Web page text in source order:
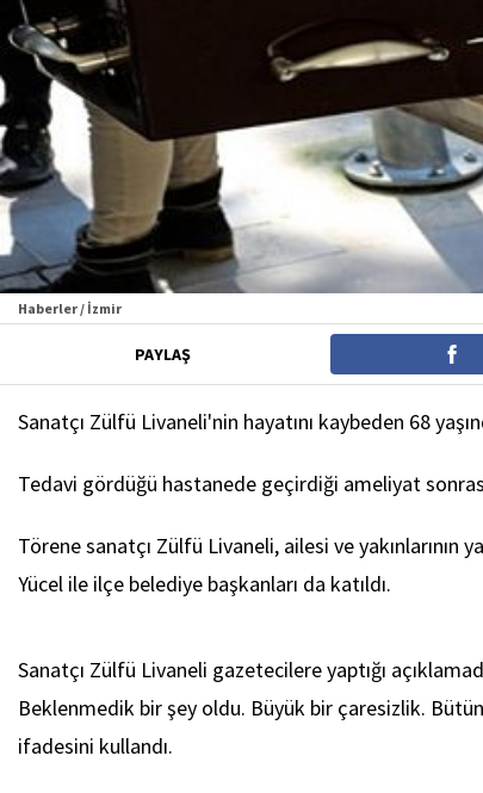
Haberler / İzmir
PAYLAŞ
Sanatçı Zülfü Livaneli'nin hayatını kaybeden 68
Tedavi gördüğü hastanede geçirdiği ameliyat
Törene sanatçı Zülfü Livaneli, ailesi ve yakınlarının
Yücel ile ilçe belediye başkanları da katıldı.
Sanatçı Zülfü Livaneli gazetecilere yaptığı
Beklenmedik bir şey oldu. Büyük bir çaresizlik.
ifadesini kullandı.